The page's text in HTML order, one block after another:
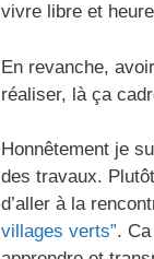
vivre libre et
En revanche,
réaliser, là ça
Honnêtement je
des travaux.
d’aller à la
villages verts”.